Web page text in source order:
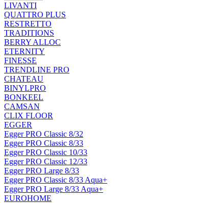
LIVANTI
QUATTRO PLUS
RESTRETTO
TRADITIONS
BERRY ALLOC
ETERNITY
FINESSE
TRENDLINE PRO
CHATEAU
BINYLPRO
BONKEEL
CAMSAN
CLIX FLOOR
EGGER
Egger PRO Classic 8/32
Egger PRO Classic 8/33
Egger PRO Classic 10/33
Egger PRO Classic 12/33
Egger PRO Large 8/33
Egger PRO Classic 8/33 Aqua+
Egger PRO Large 8/33 Aqua+
EUROHOME